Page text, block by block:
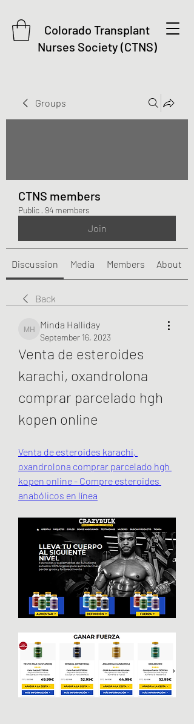
Colorado Transplant
Nurses Society (CTNS)
Groups
CTNS members
Public · 94 members
Join
Discussion Media Members About
Back
Minda Halliday
Minda Halliday
September 16, 2023
Venta de esteroides
karachi, oxandrolona
comprar parcelado hgh
kopen online
Venta de esteroides karachi,
oxandrolona comprar parcelado hgh
kopen online - Compre esteroides
anabólicos en línea